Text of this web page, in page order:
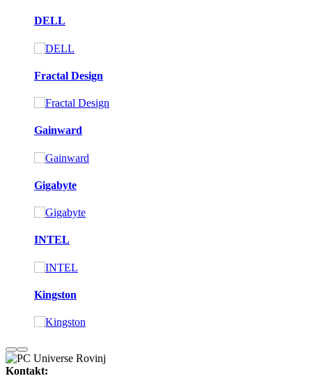
DELL
Fractal Design
Gainward
Gigabyte
INTEL
Kingston
Kontakt: